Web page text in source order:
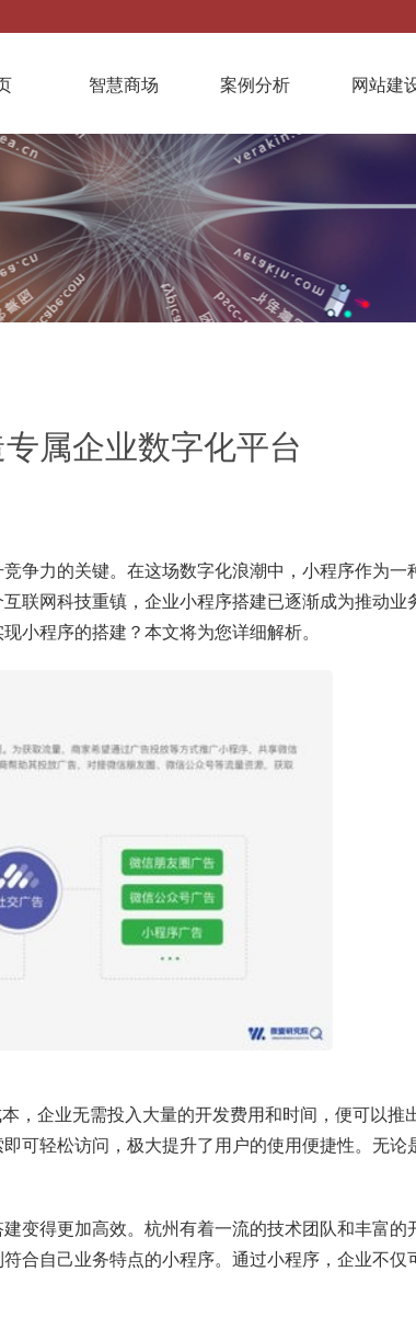
智慧商场 案例分析 网站建
属企业数字化平台
争力的关键。在这场数字化浪潮中，小程序作为一
联网科技重镇，企业小程序搭建已逐渐成为推动业
小程序的搭建？本文将为您详细解析。
，企业无需投入大量的开发费用和时间，便可以推
可轻松访问，极大提升了用户的使用便捷性。无论
变得更加高效。杭州有着一流的技术团队和丰富的
合自己业务特点的小程序。通过小程序，企业不仅